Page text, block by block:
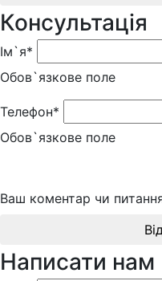
Консультація
Ім`я*
Обов`язкове поле
Телефон*
Обов`язкове поле
Ваш коментар чи
Написати нам